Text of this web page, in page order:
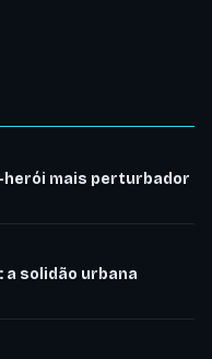
herói mais perturbador
a solidão urbana